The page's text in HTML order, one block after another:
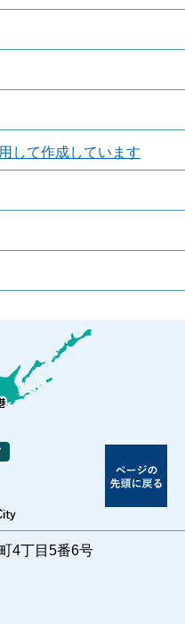
して作成しています
4丁目5番6号